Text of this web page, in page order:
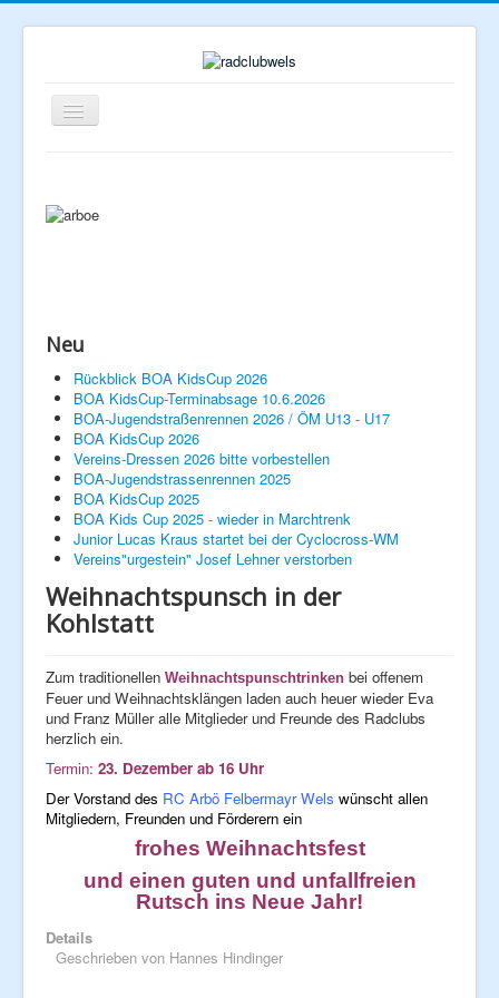
Navigation
an/aus
Home
Rennberichte
Veranstaltungen
Verein
Vorstand
Geschichte
Mitglied werden
Fan - Artikel
Clubkalender
Unsere Sponsoren
Rennlizenzen
Next Generation
Hobby
Ausfahrten
Galerie
2014
2015
2016
2017
2018
2019
2022
Neu
Rückblick BOA KidsCup 2026
BOA KidsCup-Terminabsage 10.6.2026
BOA-Jugendstraßenrennen 2026 / ÖM U13 - U17
BOA KidsCup 2026
Vereins-Dressen 2026 bitte vorbestellen
BOA-Jugendstrassenrennen 2025
BOA KidsCup 2025
BOA Kids Cup 2025 - wieder in Marchtrenk
Junior Lucas Kraus startet bei der Cyclocross-WM
Vereins"urgestein" Josef Lehner verstorben
Weihnachtspunsch in der
Kohlstatt
Zum traditionellen Weihnachtspunschtrinken bei offenem
Feuer und Weihnachtsklängen laden auch heuer wieder Eva
und Franz Müller alle Mitglieder und Freunde des Radclubs
herzlich ein.
Termin: 23. Dezember ab 16 Uhr
Der Vorstand des RC Arbö Felbermayr Wels wünscht allen
Mitgliedern, Freunden und Förderern ein
frohes Weihnachtsfest
und einen guten und unfallfreien
Rutsch ins Neue Jahr!
Details
Geschrieben von Hannes Hindinger